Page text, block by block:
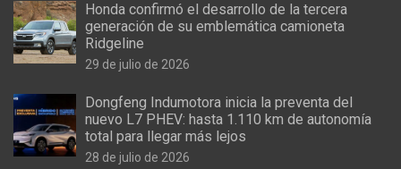
Honda confirmó el desarrollo de la tercera
generación de su emblemática camioneta
Ridgeline
29 de julio de 2026
Dongfeng Indumotora inicia la preventa del
nuevo L7 PHEV: hasta 1.110 km de autonomía
total para llegar más lejos
28 de julio de 2026